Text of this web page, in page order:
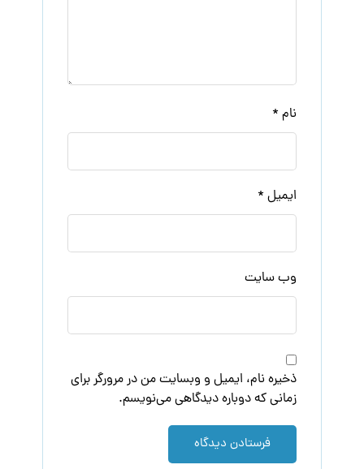
نام *
ایمیل *
وب‌ سایت
ذخیره نام، ایمیل و وبسایت من در مرورگر برای
زمانی که دوباره دیدگاهی می‌نویسم.
فرستادن دیدگاه